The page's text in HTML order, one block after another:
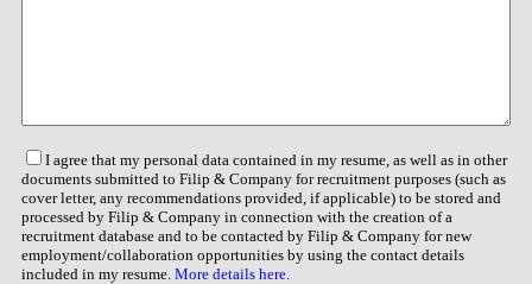
I agree that my personal data contained in my resume, as well as in other
documents submitted to Filip & Company for recruitment purposes (such as
cover letter, any recommendations provided, if applicable) to be stored and
processed by Filip & Company in connection with the creation of a
recruitment database and to be contacted by Filip & Company for new
employment/collaboration opportunities by using the contact details
included in my resume. More details here.